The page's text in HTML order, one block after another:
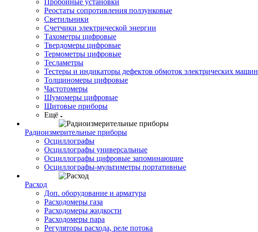
Реостаты сопротивления ползунковые
Светильники
Счетчики электрической энергии
Тахометры цифровые
Твердомеры цифровые
Термометры цифровые
Тесламетры
Тестеры и индикаторы дефектов обмоток электрических машин
Толщиномеры цифровые
Частотомеры
Шумомеры цифровые
Щитовые приборы
Ещё
Радиоизмерительные приборы
Осциллографы
Осциллографы универсальные
Осциллографы цифровые запоминающие
Осциллографы-мультиметры портативные
Расход
Доп. оборудование и арматура
Расходомеры газа
Расходомеры жидкости
Расходомеры пара
Регуляторы расхода, реле потока